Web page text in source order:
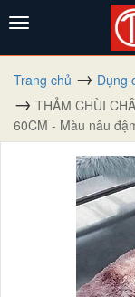
Trang chủ
Dụng
THẢM CHÙI
60CM - Màu nâu